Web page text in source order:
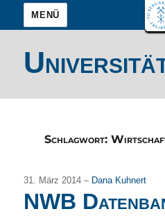
MENÜ
Schlagwort:
31. März 2014 – Dana Kuhnert
NWB